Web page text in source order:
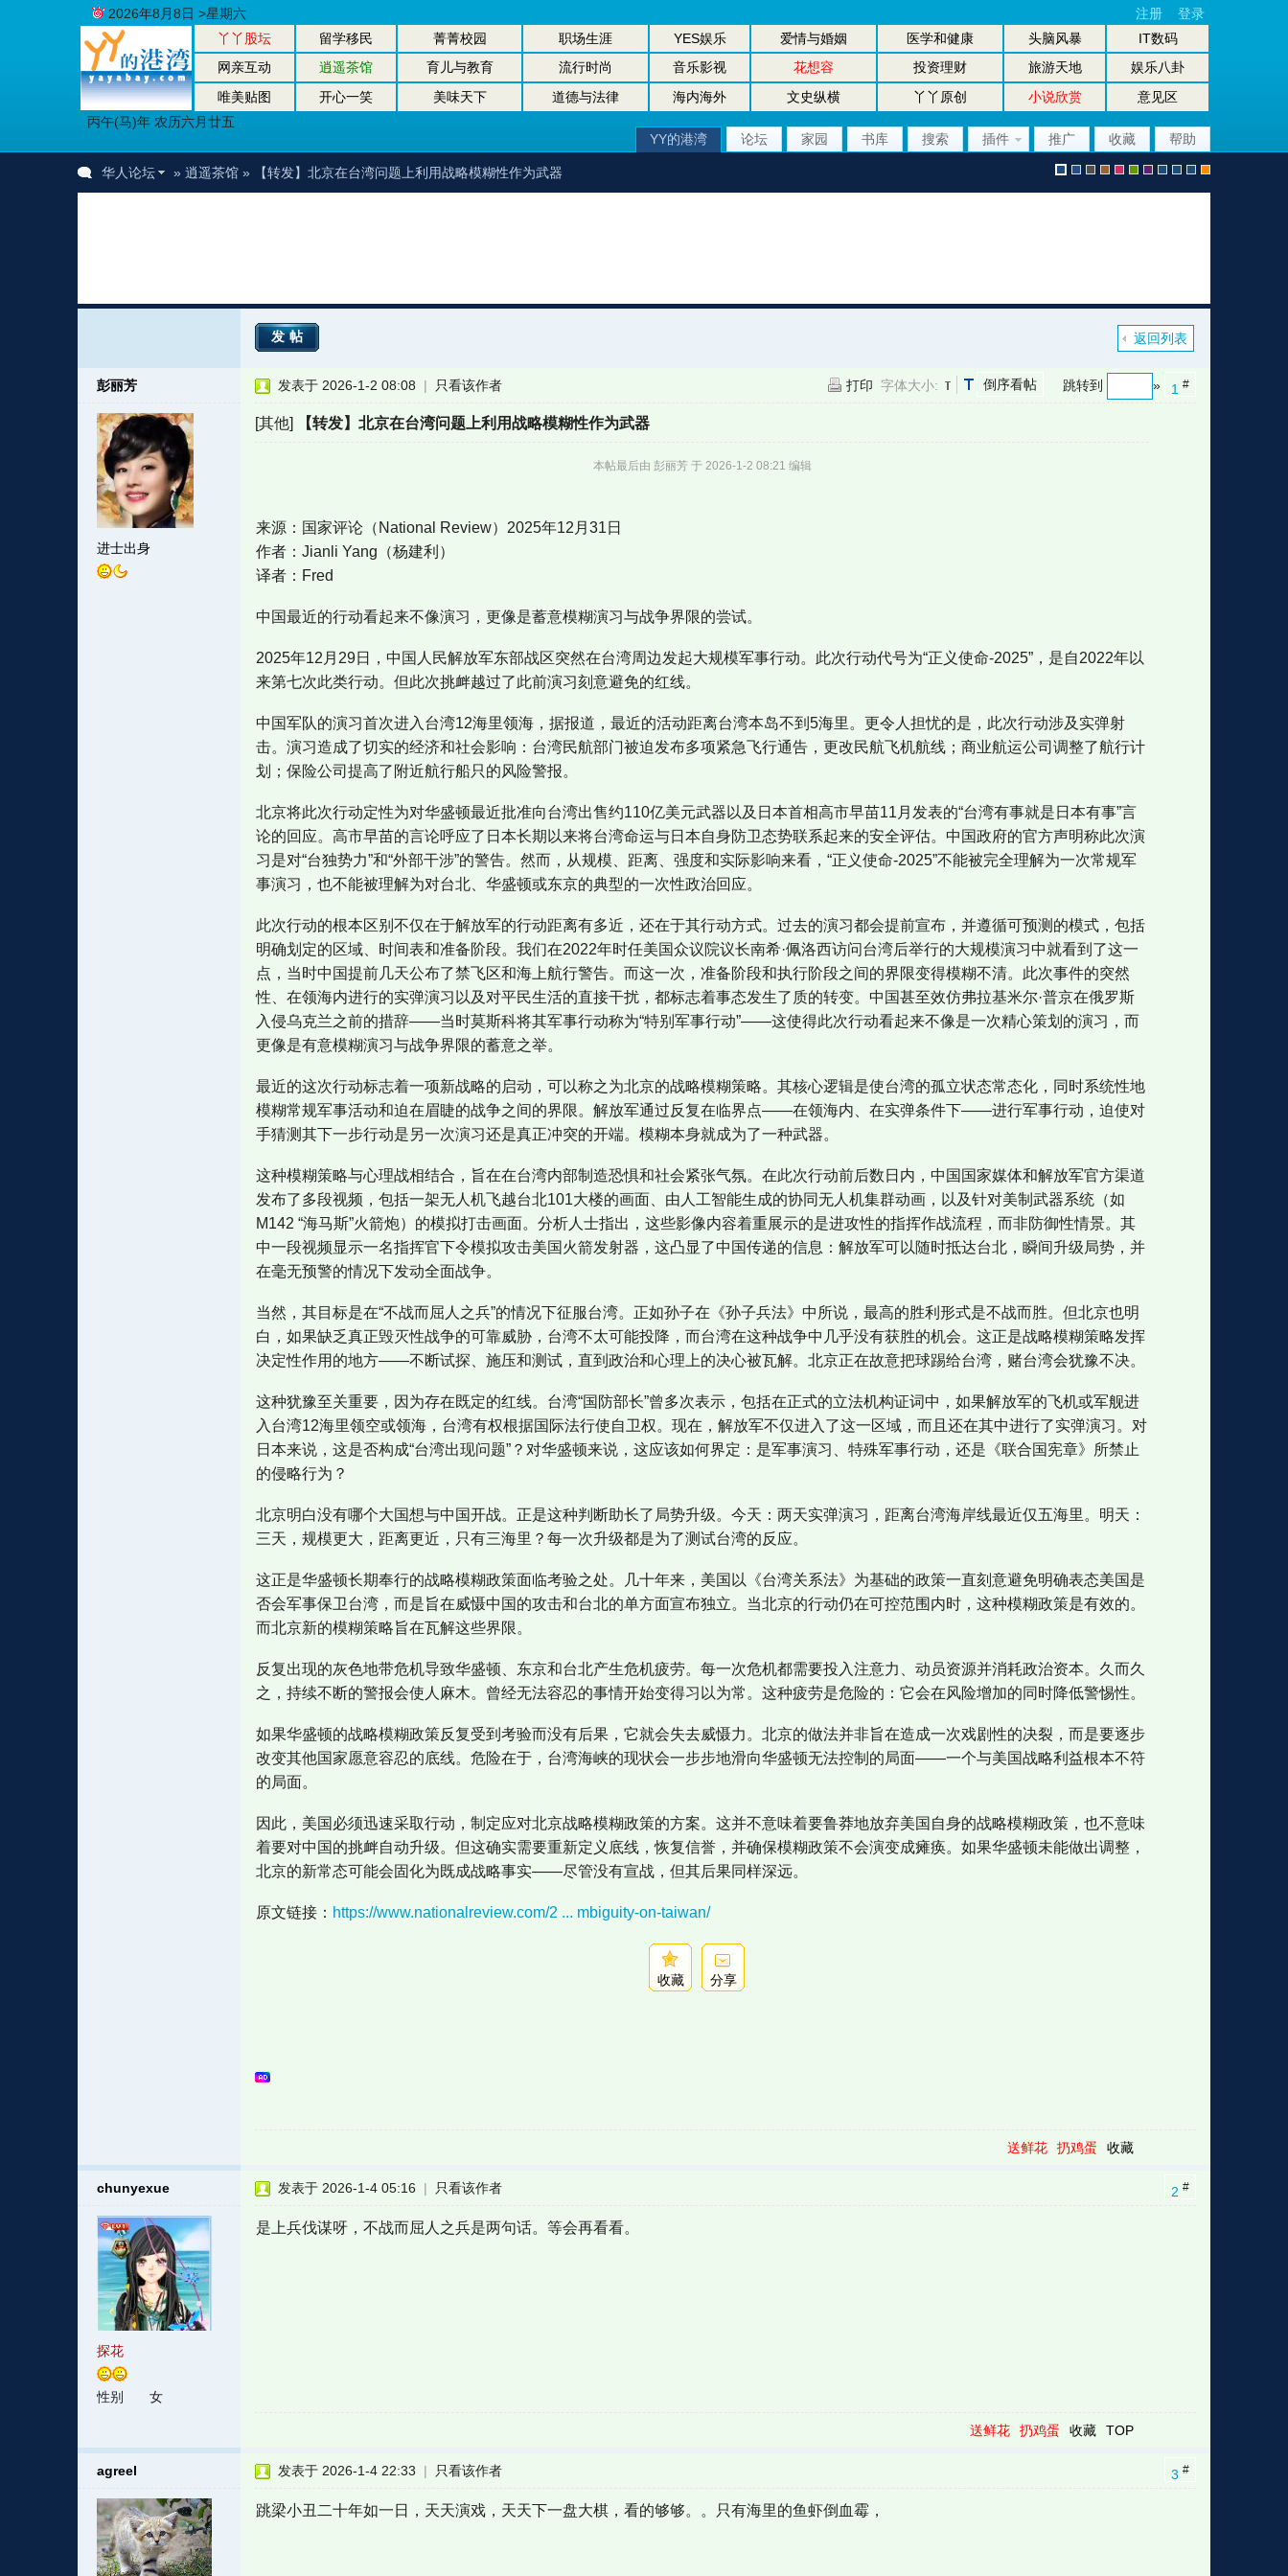
丫丫股坛 留学移民 菁菁校园 职场生涯 YES娱乐 爱情与婚姻 医学和健康 头脑风暴
IT数码
网亲互动
逍遥茶馆 育儿与教育 流行时尚 音乐影视 花想容 投资理财 旅游天地
娱乐八卦
唯美贴图
开心一笑 美味天下 道德与法律 海内海外 文史纵横 丫丫原创 小说欣赏
意见区
丙午(马)年 农历六月廿五
2026年8月8日 >星期六 注册 登录
YY的港湾 论坛 家园 书库 搜索 插件 推广 收藏 帮助
认l r r i r u 坛大坛机
华人论坛 » 逍遥茶馆» 【转发】北京在台湾问题上利用战略模糊性作为武器
返回列表
发帖
彭丽芳
进士出身
1 #
跳转到 »
倒序看帖
打印 字体大小:
发表于 2026-1-2 08:08 | 只看该作者
[其他]【转发】北京在台湾问题上利用战略模糊性作为武器
本帖最后由 彭丽芳 于 2026-1-2 08:21 编辑
来源：国家评论（National Review）2025年12月31日
作者：Jianli Yang（杨建利）
译者：Fred
中国最近的行动看起来不像演习，更像是蓄意模糊演习与战争界限的尝试。
2025年12月29日，中国人民解放军东部战区突然在台湾周边发起大规模军事行动。此次行动代号为“正义使命-2025”，是自2022年以
来第七次此类行动。但此次挑衅越过了此前演习刻意避免的红线。
中国军队的演习首次进入台湾12海里领海，据报道，最近的活动距离台湾本岛不到5海里。更令人担忧的是，此次行动涉及实弹射
击。演习造成了切实的经济和社会影响：台湾民航部门被迫发布多项紧急飞行通告，更改民航飞机航线；商业航运公司调整了航行计
划；保险公司提高了附近航行船只的风险警报。
北京将此次行动定性为对华盛顿最近批准向台湾出售约110亿美元武器以及日本首相高市早苗11月发表的“台湾有事就是日本有事”言
论的回应。高市早苗的言论呼应了日本长期以来将台湾命运与日本自身防卫态势联系起来的安全评估。中国政府的官方声明称此次演
习是对“台独势力”和“外部干涉”的警告。然而，从规模、距离、强度和实际影响来看，“正义使命-2025”不能被完全理解为一次常规军
事演习，也不能被理解为对台北、华盛顿或东京的典型的一次性政治回应。
此次行动的根本区别不仅在于解放军的行动距离有多近，还在于其行动方式。过去的演习都会提前宣布，并遵循可预测的模式，包括
明确划定的区域、时间表和准备阶段。我们在2022年时任美国众议院议长南希·佩洛西访问台湾后举行的大规模演习中就看到了这一
点，当时中国提前几天公布了禁飞区和海上航行警告。而这一次，准备阶段和执行阶段之间的界限变得模糊不清。此次事件的突然
性、在领海内进行的实弹演习以及对平民生活的直接干扰，都标志着事态发生了质的转变。中国甚至效仿弗拉基米尔·普京在俄罗斯
入侵乌克兰之前的措辞——当时莫斯科将其军事行动称为“特别军事行动”——这使得此次行动看起来不像是一次精心策划的演习，而
更像是有意模糊演习与战争界限的蓄意之举。
最近的这次行动标志着一项新战略的启动，可以称之为北京的战略模糊策略。其核心逻辑是使台湾的孤立状态常态化，同时系统性地
模糊常规军事活动和迫在眉睫的战争之间的界限。解放军通过反复在临界点——在领海内、在实弹条件下——进行军事行动，迫使对
手猜测其下一步行动是另一次演习还是真正冲突的开端。模糊本身就成为了一种武器。
这种模糊策略与心理战相结合，旨在在台湾内部制造恐惧和社会紧张气氛。在此次行动前后数日内，中国国家媒体和解放军官方渠道
发布了多段视频，包括一架无人机飞越台北101大楼的画面、由人工智能生成的协同无人机集群动画，以及针对美制武器系统（如
M142 “海马斯”火箭炮）的模拟打击画面。分析人士指出，这些影像内容着重展示的是进攻性的指挥作战流程，而非防御性情景。其
中一段视频显示一名指挥官下令模拟攻击美国火箭发射器，这凸显了中国传递的​​信息：解放军可以随时抵达台北，瞬间升级局势，并
在毫无预警的情况下发动全面战争。
当然，其目标是在“不战而屈人之兵”的情况下征服台湾。正如孙子在《孙子兵法》中所说，最高的胜利形式是不战而胜。但北京也明
白，如果缺乏真正毁灭性战争的可靠威胁，台湾不太可能投降，而台湾在这种战争中几乎没有获胜的机会。这正是战略模糊策略发挥
决定性作用的地方——不断试探、施压和测试，直到政治和心理上的决心被瓦解。北京正在故意把球踢给台湾，赌台湾会犹豫不决。
这种犹豫至关重要，因为存在既定的红线。台湾“国防部长”曾多次表示，包括在正式的立法机构证词中，如果解放军的飞机或军舰进
入台湾12海里领空或领海，台湾有权根据国际法行使自卫权。现在，解放军不仅进入了这一区域，而且还在其中进行了实弹演习。对
日本来说，这是否构成“台湾出现问题”？对华盛顿来说，这应该如何界定：是军事演习、特殊军事行动，还是《联合国宪章》所禁止
的侵略行为？
北京明白没有哪个大国想与中国开战。正是这种判断助长了局势升级。今天：两天实弹演习，距离台湾海岸线最近仅五海里。明天：
三天，规模更大，距离更近，只有三海里？每一次升级都是为了测试台湾的反应。
这正是华盛顿长期奉行的战略模糊政策面临考验之处。几十年来，美国以《台湾关系法》为基础的政策一直刻意避免明确表态美国是
否会军事保卫台湾，而是旨在威慑中国的攻击和台北的单方面宣布独立。当北京的行动仍在可控范围内时，这种模糊政策是有效的。
而北京新的模糊策略旨在瓦解这些界限。
反复出现的灰色地带危机导致华盛顿、东京和台北产生危机疲劳。每一次危机都需要投入注意力、动员资源并消耗政治资本。久而久
之，持续不断的警报会使人麻木。曾经无法容忍的事情开始变得习以为常。这种疲劳是危险的：它会在风险增加的同时降低警惕性。
如果华盛顿的战略模糊政策反复受到考验而没有后果，它就会失去威慑力。北京的做法并非旨在造成一次戏剧性的决裂，而是要逐步
改变其他国家愿意容忍的底线。危险在于，台湾海峡的现状会一步步地滑向华盛顿无法控制的局面——一个与美国战略利益根本不符
的局面。
因此，美国必须迅速采取行动，制定应对北京战略模糊政策的方案。这并不意味着要鲁莽地放弃美国自身的战略模糊政策，也不意味
着要对中国的挑衅自动升级。但这确实需要重新定义底线，恢复信誉，并确保模糊政策不会演变成瘫痪。如果华盛顿未能做出调整，
北京的新常态可能会固化为既成战略事实——尽管没有宣战，但其后果同样深远。
原文链接： https://www.nationalreview.com/2 ... mbiguity-on-taiwan/
收藏 分享
送鲜花 扔鸡蛋 收藏
chunyexue
探花
性别 女
2 #
发表于 2026-1-4 05:16 | 只看该作者
是上兵伐谋呀，不战而屈人之兵是两句话。等会再看看。
送鲜花 扔鸡蛋 收藏 TOP
agreel 3 #
发表于 2026-1-4 22:33 | 只看该作者
跳梁小丑二十年如一日，天天演戏，天天下一盘大棋，看的够够。。只有海里的鱼虾倒血霉，